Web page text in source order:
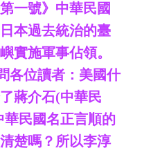
一號》中華民國
本過去統治的臺
實施軍事佔領。
各位讀者：美國什
蔣介石(中華民
華民國名正言順的
楚嗎？所以李淳